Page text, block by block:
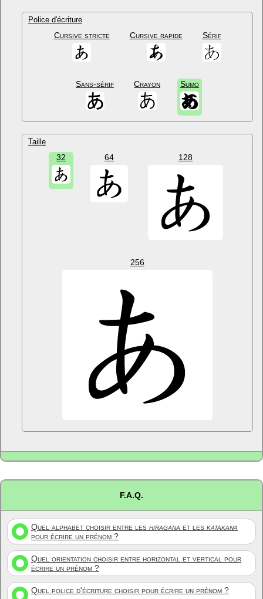
Police d'écriture
Cursive stricte Cursive rapide Sérif
Sans-sérif Crayon Sumo
Taille
32 64 128
256
F.A.Q.
Quel alphabet choisir entre les hiragana et les katakana
pour écrire un prénom ?
Quel orientation choisir entre horizontal et vertical pour
écrire un prénom ?
Quel police d'écriture choisir pour écrire un prénom ?